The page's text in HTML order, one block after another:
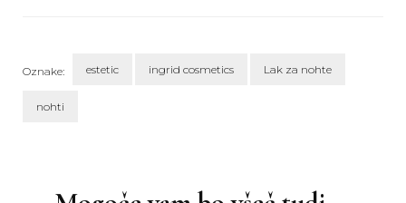
Oznake: estetic ingrid cosmetics Lak za nohte
nohti